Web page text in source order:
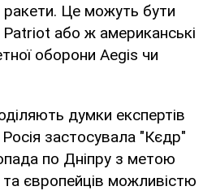
ракети. Це можуть бути
або ж американські
оборони Aegis чи
думки експертів
застосувала "Кєдр"
по Дніпру з метою
та європейців можливістю